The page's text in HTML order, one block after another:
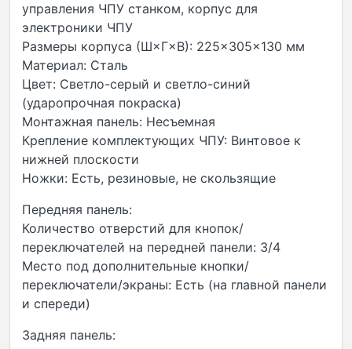
управления ЧПУ станком, корпус для
электроники ЧПУ
Размеры корпуса (Ш×Г×В): 225×305×130 мм
Материал: Сталь
Цвет: Светло-серый и светло-синий
(ударопрочная покраска)
Монтажная панель: Несъемная
Крепление комплектующих ЧПУ: Винтовое к
нижней плоскости
Ножки: Есть, резиновые, не скользящие
Передняя панель:
Количество отверстий для кнопок/
переключателей на передней панели: 3/4
Место под дополнительные кнопки/
переключатели/экраны: Есть (на главной панели
и спереди)
Задняя панель: